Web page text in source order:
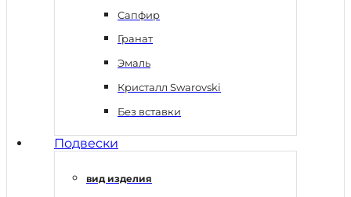
Сапфир
Гранат
Эмаль
Кристалл Swarovski
Без вставки
Подвески
вид изделия